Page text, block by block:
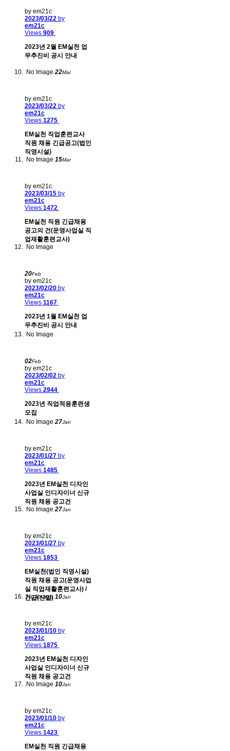
by em21c
2023/03/22 by
em21c
Views 909
2023년 2월 EM실천 업
무추진비 공시 안내
No Image 22Mar
by em21c
2023/03/22 by
em21c
Views 1275
EM실천 직업훈련교사
직원 채용 긴급공고(법인
직영시설)
No Image 15Mar
by em21c
2023/03/15 by
em21c
Views 1472
EM실천 직원 긴급채용
공고의 건(운영사업실 직
업재활훈련교사)
No Image
20Feb
by em21c
2023/02/20 by
em21c
Views 1167
2023년 1월 EM실천 업
무추진비 공시 안내
No Image
02Feb
by em21c
2023/02/02 by
em21c
Views 2944
2023년 직업적응훈련생
모집
No Image 27Jan
by em21c
2023/01/27 by
em21c
Views 1485
2023년 EM실천 디자인
사업실 인디자이너 신규
직원 채용 공고건
No Image 27Jan
by em21c
2023/01/27 by
em21c
Views 1853
EM실천(법인 직영시설)
직원 채용 공고(운영사업
실 직업재활훈련교사) /
긴급(신입)
No Image 10Jan
by em21c
2023/01/10 by
em21c
Views 1875
2023년 EM실천 디자인
사업실 인디자이너 신규
직원 채용 공고건
No Image 10Jan
by em21c
2023/01/10 by
em21c
Views 1423
EM실천 직원 긴급채용